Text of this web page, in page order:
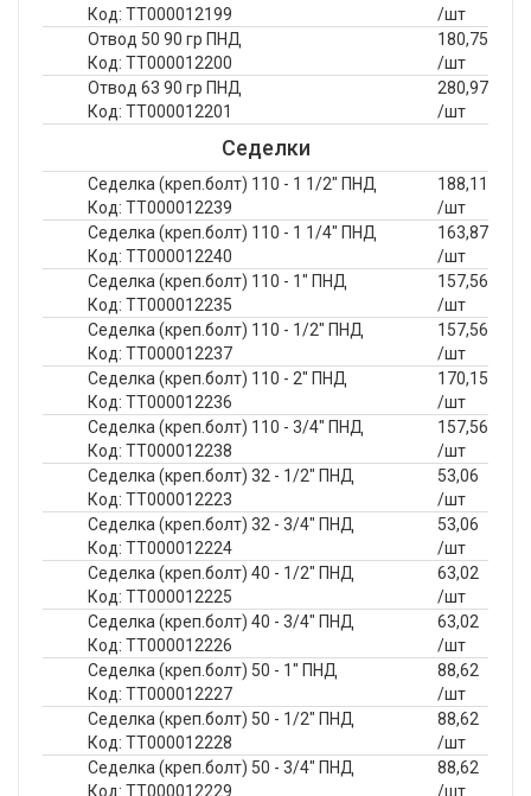
Код: ТТ000012199
/шт
Отвод 50 90 гр ПНД
Код: ТТ000012200
180,75
/шт
Отвод 63 90 гр ПНД
Код: ТТ000012201
280,97
/шт
Седелки
Седелка (креп.болт) 110 - 1 1/2" ПНД
Код: ТТ000012239
188,11
/шт
Седелка (креп.болт) 110 - 1 1/4" ПНД
Код: ТТ000012240
163,87
/шт
Седелка (креп.болт) 110 - 1" ПНД
Код: ТТ000012235
157,56
/шт
Седелка (креп.болт) 110 - 1/2" ПНД
Код: ТТ000012237
157,56
/шт
Седелка (креп.болт) 110 - 2" ПНД
Код: ТТ000012236
170,15
/шт
Седелка (креп.болт) 110 - 3/4" ПНД
Код: ТТ000012238
157,56
/шт
Седелка (креп.болт) 32 - 1/2" ПНД
Код: ТТ000012223
53,06
/шт
Седелка (креп.болт) 32 - 3/4" ПНД
Код: ТТ000012224
53,06
/шт
Седелка (креп.болт) 40 - 1/2" ПНД
Код: ТТ000012225
63,02
/шт
Седелка (креп.болт) 40 - 3/4" ПНД
Код: ТТ000012226
63,02
/шт
Седелка (креп.болт) 50 - 1" ПНД
Код: ТТ000012227
88,62
/шт
Седелка (креп.болт) 50 - 1/2" ПНД
Код: ТТ000012228
88,62
/шт
Седелка (креп.болт) 50 - 3/4" ПНД
Код: ТТ000012229
88,62
/шт